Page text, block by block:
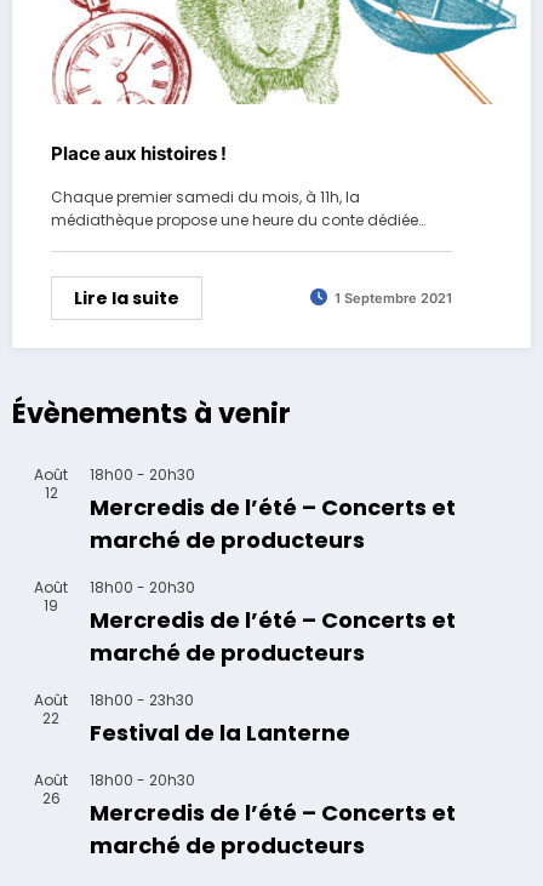
Place aux histoires !
Chaque premier samedi du mois, à 11h, la
médiathèque propose une heure du conte dédiée…
Lire la suite 1 Septembre 2021
Évènements à venir
Août
12
18h00 - 20h30
Mercredis de l’été – Concerts et
marché de producteurs
Août
19
18h00 - 20h30
Mercredis de l’été – Concerts et
marché de producteurs
Août
22
18h00 - 23h30
Festival de la Lanterne
Août
26
18h00 - 20h30
Mercredis de l’été – Concerts et
marché de producteurs